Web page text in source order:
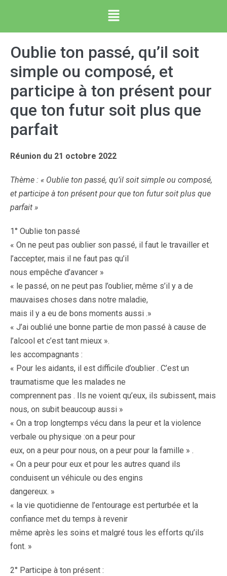
Oublie ton passé, qu’il soit
simple ou composé, et
participe à ton présent pour
que ton futur soit plus que
parfait
Réunion du 21 octobre 2022
Thème : « Oublie ton passé, qu’il soit simple ou composé,
et participe à ton présent pour que ton futur soit plus que
parfait »
1° Oublie ton passé
« On ne peut pas oublier son passé, il faut le travailler et
l’accepter, mais il ne faut pas qu’il
nous empêche d’avancer »
« le passé, on ne peut pas l’oublier, même s’il y a de
mauvaises choses dans notre maladie,
mais il y a eu de bons moments aussi .»
« J’ai oublié une bonne partie de mon passé à cause de
l’alcool et c’est tant mieux ».
les accompagnants :
« Pour les aidants, il est difficile d’oublier . C’est un
traumatisme que les malades ne
comprennent pas . Ils ne voient qu’eux, ils subissent, mais
nous, on subit beaucoup aussi »
« On a trop longtemps vécu dans la peur et la violence
verbale ou physique :on a peur pour
eux, on a peur pour nous, on a peur pour la famille » .
« On a peur pour eux et pour les autres quand ils
conduisent un véhicule ou des engins
dangereux. »
« la vie quotidienne de l’entourage est perturbée et la
confiance met du temps à revenir
même après les soins et malgré tous les efforts qu’ils
font. »
2° Participe à ton présent :